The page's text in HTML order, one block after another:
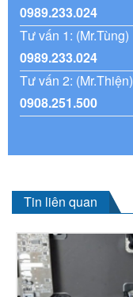
0989.233.024
Tư vấn 1: (Mr.Tùng)
0989.233.024
Tư vấn 2: (Mr.Thiện)
0908.251.500
Tin liên quan